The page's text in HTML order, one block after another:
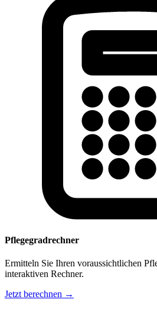
Pflegegradrechner
Ermitteln Sie Ihren voraussichtlichen
interaktiven Rechner.
Jetzt berechnen →